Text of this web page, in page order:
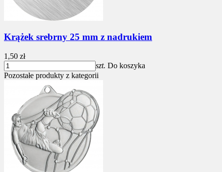
Krążek srebrny 25 mm z nadrukiem
1,50 zł
szt. Do koszyka
Pozostałe produkty z kategorii